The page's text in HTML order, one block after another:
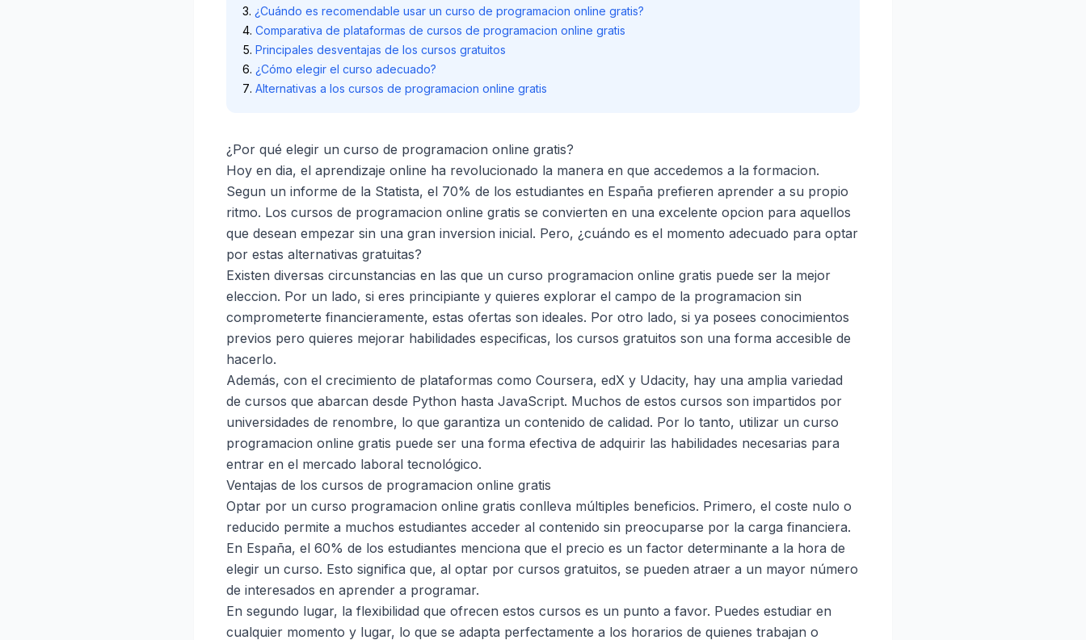
¿Cuándo es recomendable usar un curso de programacion online gratis?
Comparativa de plataformas de cursos de programacion online gratis
Principales desventajas de los cursos gratuitos
¿Cómo elegir el curso adecuado?
Alternativas a los cursos de programacion online gratis
¿Por qué elegir un curso de programacion online gratis?
Hoy en dia, el aprendizaje online ha revolucionado la manera en que accedemos a la formacion.
Segun un informe de la Statista, el 70% de los estudiantes en España prefieren aprender a su propio
ritmo. Los cursos de programacion online gratis se convierten en una excelente opcion para aquellos
que desean empezar sin una gran inversion inicial. Pero, ¿cuándo es el momento adecuado para optar
por estas alternativas gratuitas?
Existen diversas circunstancias en las que un curso programacion online gratis puede ser la mejor
eleccion. Por un lado, si eres principiante y quieres explorar el campo de la programacion sin
comprometerte financieramente, estas ofertas son ideales. Por otro lado, si ya posees conocimientos
previos pero quieres mejorar habilidades especificas, los cursos gratuitos son una forma accesible de
hacerlo.
Además, con el crecimiento de plataformas como Coursera, edX y Udacity, hay una amplia variedad
de cursos que abarcan desde Python hasta JavaScript. Muchos de estos cursos son impartidos por
universidades de renombre, lo que garantiza un contenido de calidad. Por lo tanto, utilizar un curso
programacion online gratis puede ser una forma efectiva de adquirir las habilidades necesarias para
entrar en el mercado laboral tecnológico.
Ventajas de los cursos de programacion online gratis
Optar por un curso programacion online gratis conlleva múltiples beneficios. Primero, el coste nulo o
reducido permite a muchos estudiantes acceder al contenido sin preocuparse por la carga financiera.
En España, el 60% de los estudiantes menciona que el precio es un factor determinante a la hora de
elegir un curso. Esto significa que, al optar por cursos gratuitos, se pueden atraer a un mayor número
de interesados en aprender a programar.
En segundo lugar, la flexibilidad que ofrecen estos cursos es un punto a favor. Puedes estudiar en
cualquier momento y lugar, lo que se adapta perfectamente a los horarios de quienes trabajan o